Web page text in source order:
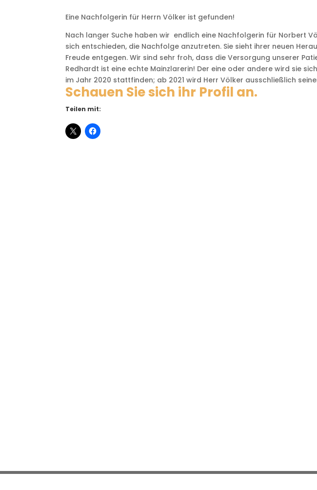
Eine Nachfolgerin für Herrn Völker ist gefunden!
Nach langer Suche haben wir endlich eine Nachfolgerin für Norbert
sich entschieden, die Nachfolge anzutreten. Sie sieht ihrer neuen
Freude entgegen. Wir sind sehr froh, dass die Versorgung unserer
Redhardt ist eine echte Mainzlarerin! Der eine oder andere wird sie
im Jahr 2020 stattfinden; ab 2021 wird Herr Völker ausschließlich
Schauen Sie sich ihr Profil an.
Teilen mit: